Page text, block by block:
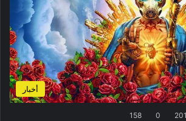
أخبار
0
158